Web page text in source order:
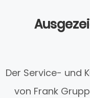
Der Service- und
von Frank